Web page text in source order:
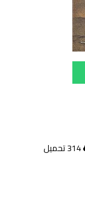
314 تحميل